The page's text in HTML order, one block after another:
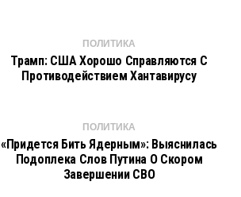
ПОЛИТИКА
Трамп: США Хорошо Справляются С
Противодействием Хантавирусу
ПОЛИТИКА
«Придется Бить Ядерным»: Выяснилась
Подоплека Слов Путина О Скором
Завершении СВО